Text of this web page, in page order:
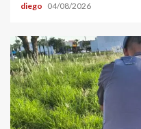
diego 04/08/2026